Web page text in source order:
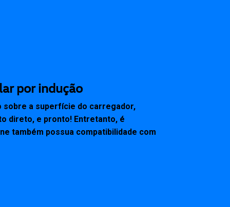
por indução
sobre a superfície do carregador,
direto, e pronto! Entretanto, é
também possua compatibilidade com